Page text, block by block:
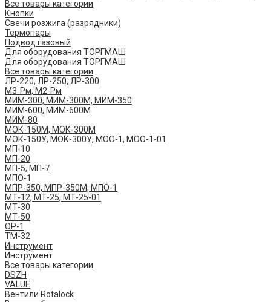
Все товары категории
Кнопки
Свечи розжига (разрядники)
Термопары
Подвод газовый
Для оборудования ТОРГМАШ
Для оборудования ТОРГМАШ
Все товары категории
ЛР-220, ЛР-250, ЛР-300
М3-Рм, М2-Рм
МИМ-300, МИМ-300М, МИМ-350
МИМ-600, МИМ-600М
МИМ-80
МОК-150М, МОК-300М
МОК-150У, МОК-300У, МОО-1, МОО-1-01
МП-10
МП-20
МП-5, МП-7
МПО-1
МПР-350, МПР-350М, МПО-1
МТ-12, МТ-25, МТ-25-01
МТ-30
МТ-50
ОР-1
ТМ-32
Инструмент
Инструмент
Все товары категории
DSZH
VALUE
Вентили Rotalock